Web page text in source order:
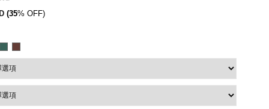
(35% OFF)